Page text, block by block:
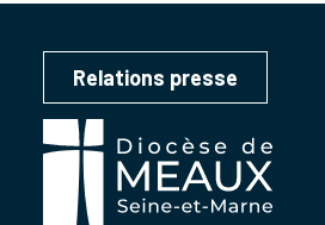
Relations presse